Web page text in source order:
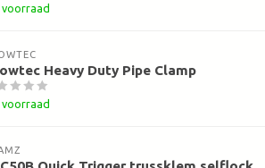
Heavy Duty Pipe Clamp